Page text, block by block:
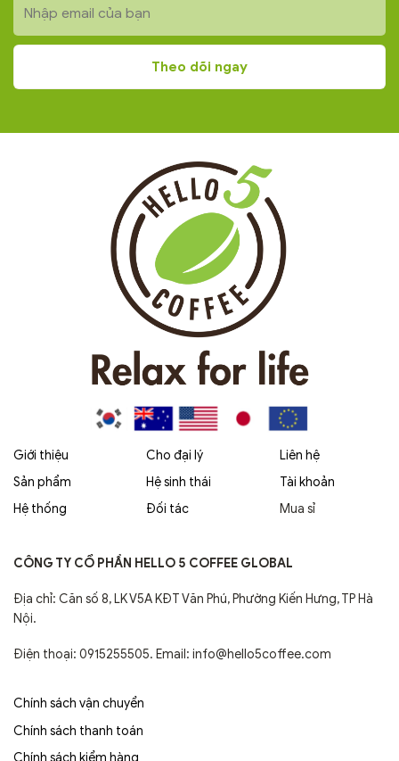
Giới thiệu
Sản phẩm
Hệ thống
Cho đại lý
Hệ sinh thái
Đối tác
Liên hệ
Tài khoản
Mua sỉ
CÔNG TY CỔ PHẦN HELLO 5 COFFEE GLOBAL
Địa chỉ: Căn số 8, LK V5A KĐT Văn Phú, Phường Kiến Hưng, TP Hà
Nội.
Điện thoại: 0915255505. Email: info@hello5coffee.com
Chính sách vận chuyển
Chính sách thanh toán